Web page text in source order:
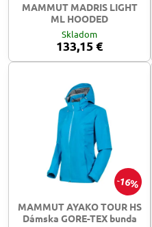
MAMMUT MADRIS LIGHT
ML HOODED
Skladom
133,15 €
16%
MAMMUT AYAKO TOUR HS
Dámska GORE-TEX bunda